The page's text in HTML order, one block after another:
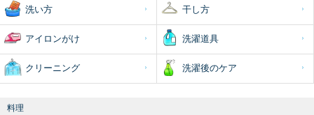
洗い方 干し方
アイロンがけ 洗濯道具
クリーニング 洗濯後のケア
料理